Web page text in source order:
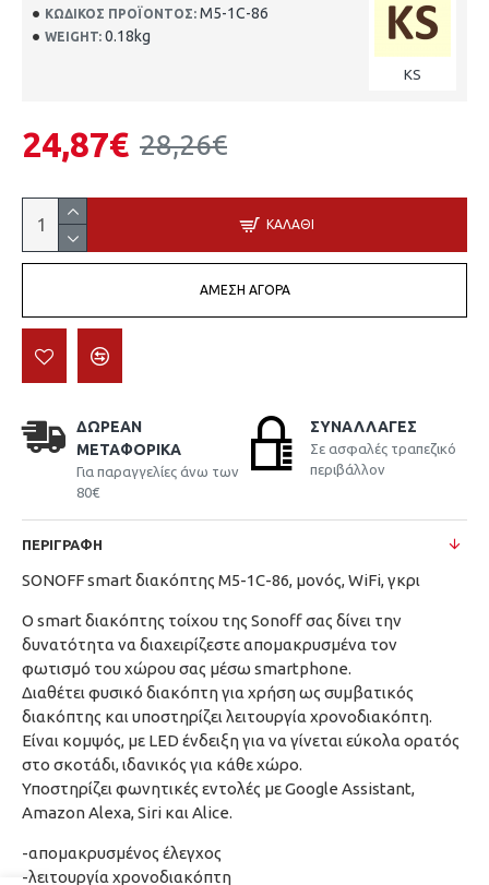
ΚΩΔΙΚΌΣ ΠΡΟΪΌΝΤΟΣ: M5-1C-86
WEIGHT: 0.18kg
KS
28,26€
24,87€
ΚΑΛΆΘΙ
ΆΜΕΣΗ ΑΓΟΡΆ
ΔΩΡΕΆΝ
ΜΕΤΑΦΟΡΙΚΆ
Για παραγγελίες άνω των
80€
ΣΥΝΑΛΛΑΓΈΣ
Σε ασφαλές τραπεζικό
περιβάλλον
ΠΕΡΙΓΡΑΦΉ
SONOFF smart διακόπτης M5-1C-86, μονός, WiFi, γκρι
Ο smart διακόπτης τοίχου της Sonoff σας δίνει την
δυνατότητα να διαχειρίζεστε απομακρυσμένα τον
φωτισμό του χώρου σας μέσω smartphone.
Διαθέτει φυσικό διακόπτη για χρήση ως συμβατικός
διακόπτης και υποστηρίζει λειτουργία χρονοδιακόπτη.
Είναι κομψός, με LED ένδειξη για να γίνεται εύκολα ορατός
στο σκοτάδι, ιδανικός για κάθε χώρο.
Υποστηρίζει φωνητικές εντολές με Google Assistant,
Amazon Alexa, Siri και Alice.
-απομακρυσμένος έλεγχος
-λειτουργία χρονοδιακόπτη